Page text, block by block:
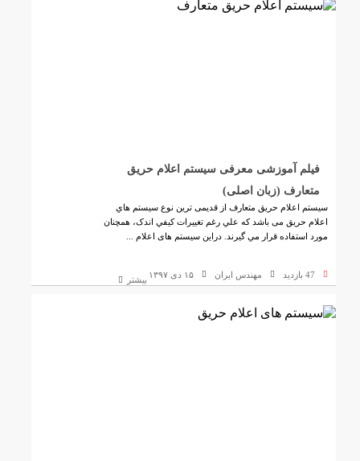
فیلم آموزشی معرفی سیستم اعلام حریق
متعارف (زبان اصلی)
سيستم اعلام حریق متعارف از قدیمی ترین نوع سيستم هاي
اعلام حريق می باشد که علي رغم تغييرات کيفي اندک، همچنان
مورد استفاده قرار مي گيرند. دراين سيستم های اعلام ...
47 بازدید مهندس ایران ۱۵ دی ۱۳۹۷ بیشتر